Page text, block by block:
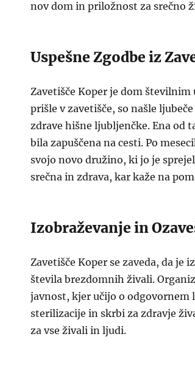
nov dom in priložnost za srečno
Uspešne Zgodbe iz
Zavetišče Koper je dom
prišle v zavetišče, so našle
zdrave hišne ljubljenčke. Ena od
bila zapuščena na cesti. Po
svojo novo družino, ki jo je
srečna in zdrava, kar kaže na
Izobraževanje in
Zavetišče Koper se zaveda, da je
števila brezdomnih živali.
javnost, kjer učijo o
sterilizacije in skrbi za zdravje
za vse živali in ljudi.